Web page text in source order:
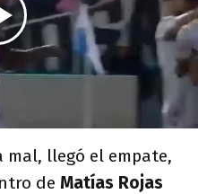
mal, llegó el empate,
de Matías Rojas